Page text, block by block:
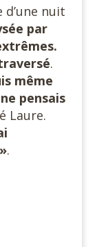
nuit
par
.
même
pensais
Laure.
».